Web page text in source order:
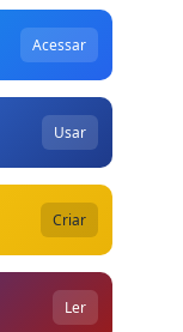
Acessar
Usar
Criar
Ler